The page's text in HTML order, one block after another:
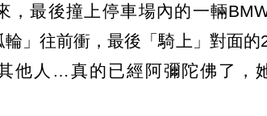
，最後撞上停車場內的一輛
」往前衝，最後「騎上」對面的
他人…真的已經阿彌陀佛了，